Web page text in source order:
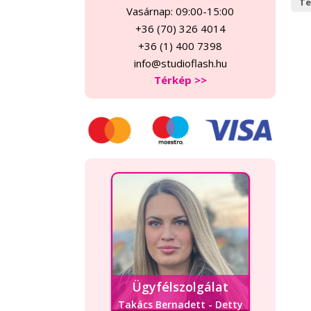
Vasárnap: 09:00-15:00
+36 (70) 326 4014
+36 (1) 400 7398
info@studioflash.hu
Térkép >>
Ügyfélszolgálat
Takács Bernadett - Detty